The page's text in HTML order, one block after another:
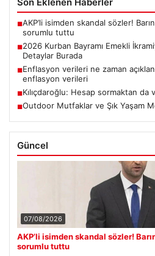
Son Eklenen Haberler
■AKP’li isimden skandal sözler!
sorumlu tuttu
■2026 Kurban Bayramı Emekli
Detaylar Burada
■Enflasyon verileri ne zaman
enflasyon verileri
■Kılıçdaroğlu: Hesap sormaktan
■Outdoor Mutfaklar ve Şık Yaşam
Güncel
07/08/2026
AKP’li isimden skandal sözler!
sorumlu tuttu